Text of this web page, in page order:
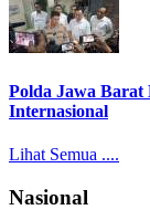
Polda Jawa Barat
Internasional
Lihat Semua ....
Nasional